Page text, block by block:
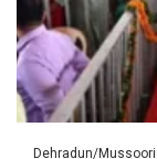
Dehradun/